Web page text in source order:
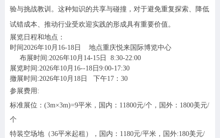
验与挑战教训。这种知识的共享与碰撞，对于避免重复探索、降低
试错成本、推动行业受欢迎实践的形成具有重要价值。
展览日程和地点：
时间2026年10月16-18日 地点重庆悦来国际博览中心
布展时间:2026年10月14-15日 8:30-22:00
展览时间:2026年10月16--18日9:00-17:30
撤展时间:2026年10月18日 下午17：30
参展费用:
标准展位： (3m×3m)=9平米， 国内：11800元/个，国外：1800美元/
个
特装空场地（36平米起租），国内：1180元/平米，国外:180美元/